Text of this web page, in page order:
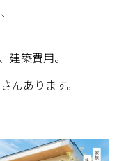
建築費用。
んあります。